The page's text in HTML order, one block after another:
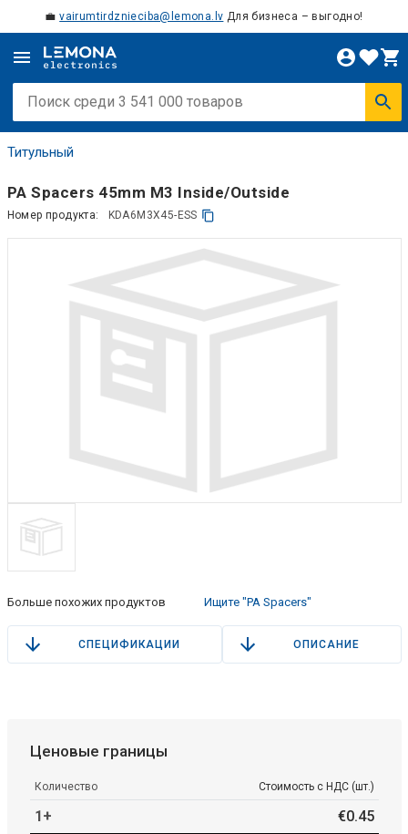
💼vairumtirdznieciba@lemona.lv Для бизнеса – выгодно!
Титульный
PA Spacers 45mm M3 Inside/Outside
Номер продукта: KDA6M3X45-ESS
Больше похожих продуктов Ищите "PA Spacers"
СПЕЦИФИКАЦИИ ОПИСАНИЕ
Ценовые границы
Количество Стоимость с НДС (шт.)
1+ €0.45